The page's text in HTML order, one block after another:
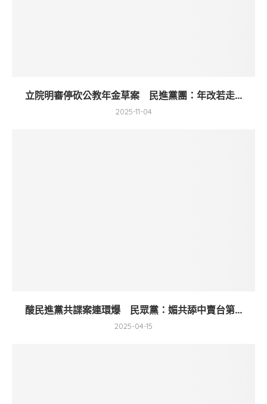
立院明審停砍公教年金草案 民進黨團：年改若走...
2025-11-04
酸民進黨共諜案連環爆 民眾黨：媚共舔中賣台第...
2025-04-15